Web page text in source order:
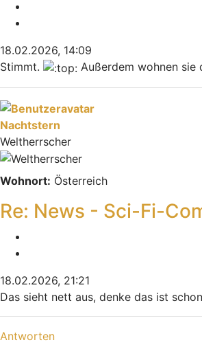
18.02.2026, 14:09
Stimmt.
Außerdem wohnen sie
Nachtstern
Weltherrscher
Wohnort: Österreich
Re: News - Sci-Fi-
18.02.2026, 21:21
Das sieht nett aus, denke das ist
Nach oben
Antworten